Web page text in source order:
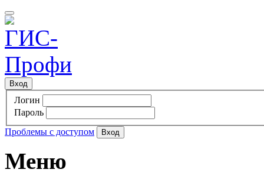
Вход
Логин
Пароль
Проблемы с доступом
Меню